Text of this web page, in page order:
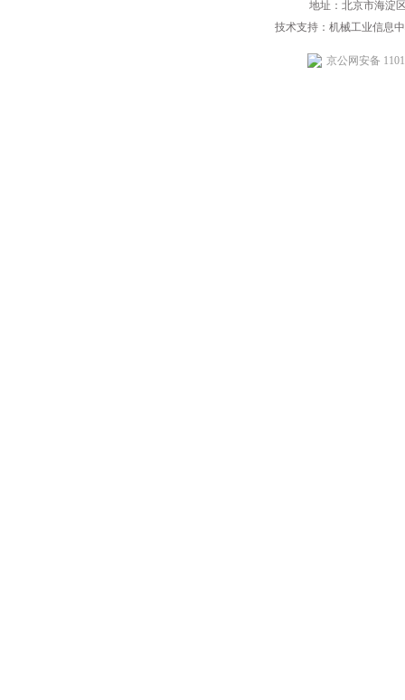
地址：北京市海淀
技术支持：机械工业信息
京公网安备